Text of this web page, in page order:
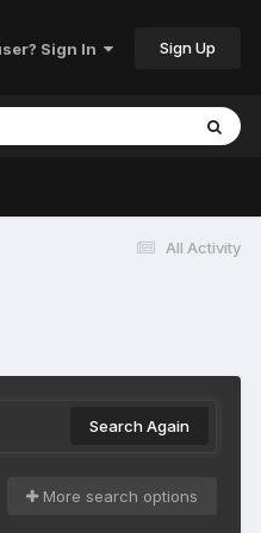
Sign In Sign Up
All Activity
Search Again
More search options